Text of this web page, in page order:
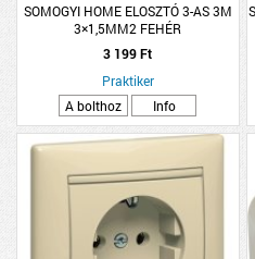
SOMOGYI HOME ELOSZTÓ 3-AS 3M
3×1,5MM2 FEHÉR
3 199 Ft
Praktiker
A bolthoz
Info